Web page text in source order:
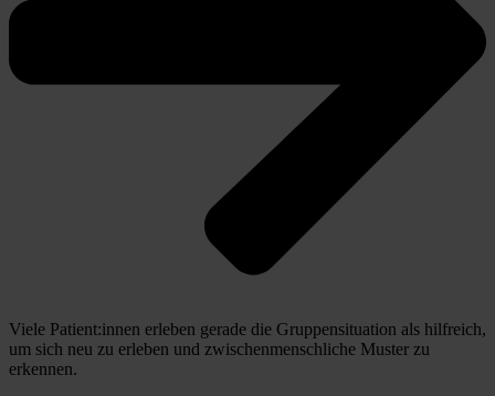
Viele Patient:innen erleben gerade die Gruppensituation als hilfreich,
um sich neu zu erleben und zwischenmenschliche Muster zu
erkennen.